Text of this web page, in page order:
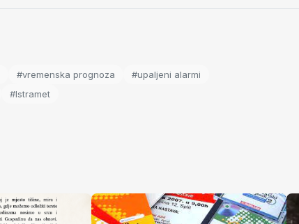
#vremenska prognoza
#upaljeni alarmi
#Istramet